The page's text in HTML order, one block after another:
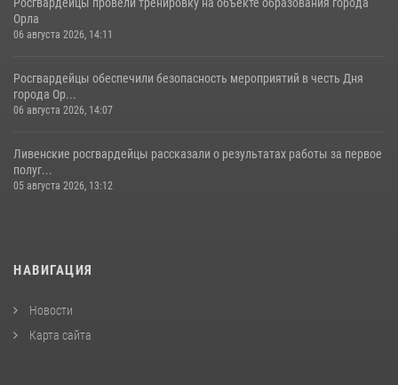
Росгвардейцы провели тренировку на объекте образования города
Орла
06 августа 2026, 14:11
Росгвардейцы обеспечили безопасность мероприятий в честь Дня
города Ор...
06 августа 2026, 14:07
Ливенские росгвардейцы рассказали о результатах работы за первое
полуг...
05 августа 2026, 13:12
НАВИГАЦИЯ
Новости
Карта сайта